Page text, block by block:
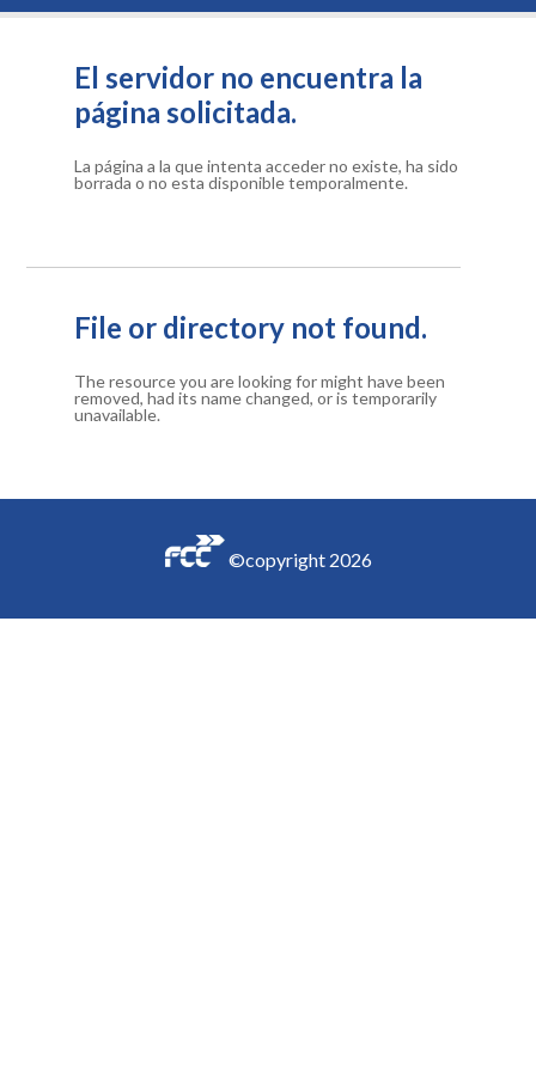
El servidor no encuentra la
página solicitada.
La página a la que intenta acceder no existe, ha sido
borrada o no esta disponible temporalmente.
File or directory not found.
The resource you are looking for might have been
removed, had its name changed, or is temporarily
unavailable.
©copyright 2026